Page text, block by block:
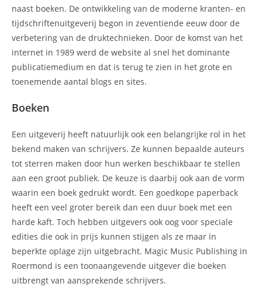
naast boeken. De ontwikkeling van de moderne kranten- en
tijdschriftenuitgeverij begon in zeventiende eeuw door de
verbetering van de druktechnieken. Door de komst van het
internet in 1989 werd de website al snel het dominante
publicatiemedium en dat is terug te zien in het grote en
toenemende aantal blogs en sites.
Boeken
Een uitgeverij heeft natuurlijk ook een belangrijke rol in het
bekend maken van schrijvers. Ze kunnen bepaalde auteurs
tot sterren maken door hun werken beschikbaar te stellen
aan een groot publiek. De keuze is daarbij ook aan de vorm
waarin een boek gedrukt wordt. Een goedkope paperback
heeft een veel groter bereik dan een duur boek met een
harde kaft. Toch hebben uitgevers ook oog voor speciale
edities die ook in prijs kunnen stijgen als ze maar in
beperkte oplage zijn uitgebracht. Magic Music Publishing in
Roermond is een toonaangevende uitgever die boeken
uitbrengt van aansprekende schrijvers.